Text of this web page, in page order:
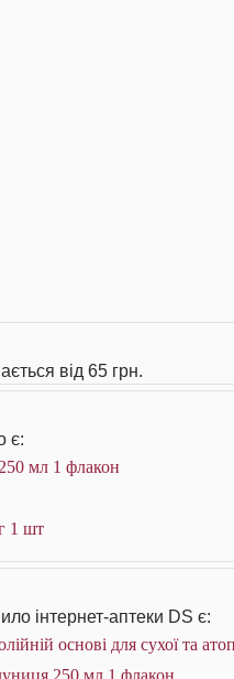
від 65 грн.
є:
мл 1 флакон
1 шт
інтернет-аптеки DS є:
основі для сухої та
250 мл 1 флакон